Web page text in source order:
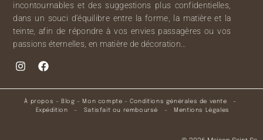
incontournables et des suggestions plus confidentielles,
dans un souci d’équilibre entre la forme, la matière et la
teinte, afin de répondre à vos envies passagères ou vos
passions éternelles, en matière de décoration…
À propos – Blog – Mon compte –Conditions générales de vente –
Expédition – Satisfait ou remboursé – Mentions Légales